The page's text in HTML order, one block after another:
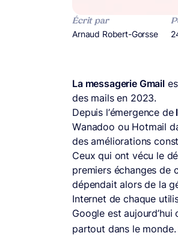
Écrit par
Publié par
Arnaud Robert-Gorsse
La messagerie Gmail
des mails en 2023.
Depuis l’émergence de
Wanadoo ou Hotmail
des améliorations
Ceux qui ont vécu le
premiers échanges de
dépendait alors de la
Internet de chaque
Google est
partout dans le